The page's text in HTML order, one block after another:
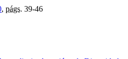
, págs. 39-46